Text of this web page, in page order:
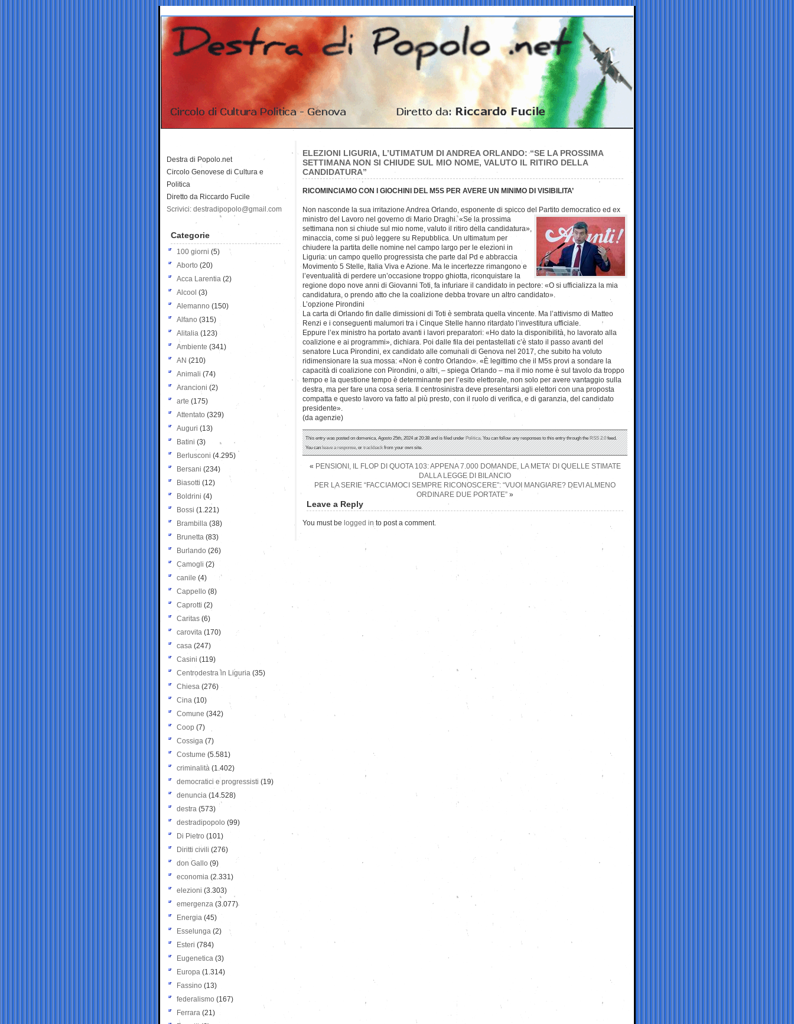
ELEZIONI LIGURIA, L’UTIMATUM DI ANDREA ORLANDO: “SE LA PROSSIMA
SETTIMANA NON SI CHIUDE SUL MIO NOME, VALUTO IL RITIRO DELLA
CANDIDATURA”
RICOMINCIAMO CON I GIOCHINI DEL M5S PER AVERE UN MINIMO DI VISIBILITA’
Non nasconde la sua irritazione Andrea Orlando, esponente di spicco del Partito democratico ed ex
ministro del Lavoro nel governo di Mario Draghi. «Se la prossima
settimana non si chiude sul mio nome, valuto il ritiro della candidatura»,
minaccia, come si può leggere su Repubblica. Un ultimatum per
chiudere la partita delle nomine nel campo largo per le elezioni in
Liguria: un campo quello progressista che parte dal Pd e abbraccia
Movimento 5 Stelle, Italia Viva e Azione. Ma le incertezze rimangono e
l’eventualità di perdere un’occasione troppo ghiotta, riconquistare la
regione dopo nove anni di Giovanni Toti, fa infuriare il candidato in pectore: «O si ufficializza la mia
candidatura, o prendo atto che la coalizione debba trovare un altro candidato».
L’opzione Pirondini
La carta di Orlando fin dalle dimissioni di Toti è sembrata quella vincente. Ma l’attivismo di Matteo
Renzi e i conseguenti malumori tra i Cinque Stelle hanno ritardato l’investitura ufficiale.
Eppure l’ex ministro ha portato avanti i lavori preparatori: «Ho dato la disponibilità, ho lavorato alla
coalizione e ai programmi», dichiara. Poi dalle fila dei pentastellati c’è stato il passo avanti del
senatore Luca Pirondini, ex candidato alle comunali di Genova nel 2017, che subito ha voluto
ridimensionare la sua mossa: «Non è contro Orlando». «È legittimo che il M5s provi a sondare la
capacità di coalizione con Pirondini, o altri, – spiega Orlando – ma il mio nome è sul tavolo da troppo
tempo e la questione tempo è determinante per l’esito elettorale, non solo per avere vantaggio sulla
destra, ma per fare una cosa seria. Il centrosinistra deve presentarsi agli elettori con una proposta
compatta e questo lavoro va fatto al più presto, con il ruolo di verifica, e di garanzia, del candidato
presidente».
(da agenzie)
This entry was posted on domenica, Agosto 25th, 2024 at 20:38 and is filed underPolitica. You can follow any responses to this entry through theRSS 2.0feed.
You canleave a response, ortrackbackfrom your own site.
« PENSIONI, IL FLOP DI QUOTA 103: APPENA 7.000 DOMANDE, LA META’ DI QUELLE STIMATE
DALLA LEGGE DI BILANCIO
PER LA SERIE “FACCIAMOCI SEMPRE RICONOSCERE”: “VUOI MANGIARE? DEVI ALMENO
ORDINARE DUE PORTATE” »
Leave a Reply
You must be logged in to post a comment.
Destra di Popolo.net
Circolo Genovese di Cultura e
Politica
Diretto da Riccardo Fucile
Scrivici: destradipopolo@gmail.com
Categorie
100 giorni (5)
Aborto (20)
Acca Larentia (2)
Alcool (3)
Alemanno (150)
Alfano (315)
Alitalia (123)
Ambiente (341)
AN (210)
Animali (74)
Arancioni (2)
arte (175)
Attentato (329)
Auguri (13)
Batini (3)
Berlusconi (4.295)
Bersani (234)
Biasotti (12)
Boldrini (4)
Bossi (1.221)
Brambilla (38)
Brunetta (83)
Burlando (26)
Camogli (2)
canile (4)
Cappello (8)
Caprotti (2)
Caritas (6)
carovita (170)
casa (247)
Casini (119)
Centrodestra in Liguria (35)
Chiesa (276)
Cina (10)
Comune (342)
Coop (7)
Cossiga (7)
Costume (5.581)
criminalità (1.402)
democratici e progressisti (19)
denuncia (14.528)
destra (573)
destradipopolo (99)
Di Pietro (101)
Diritti civili (276)
don Gallo (9)
economia (2.331)
elezioni (3.303)
emergenza (3.077)
Energia (45)
Esselunga (2)
Esteri (784)
Eugenetica (3)
Europa (1.314)
Fassino (13)
federalismo (167)
Ferrara (21)